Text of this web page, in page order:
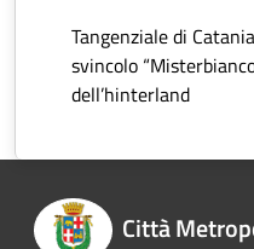
Tangenziale di
svincolo
dell’hinterland
Città